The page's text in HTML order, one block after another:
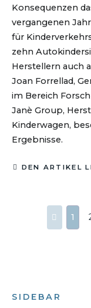
Konsequenzen
vergangenen
für
zehn
Herstellern auch
Joan Forrellad,
im Bereich
Janè Group,
Kinderwagen,
Ergebnisse.
DEN ARTIKEL
1
SIDEBAR